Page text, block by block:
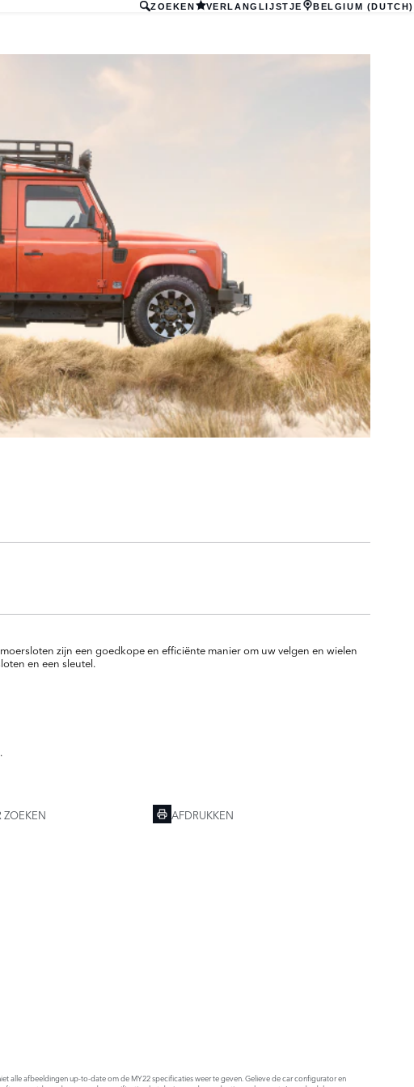
ZOEKEN VERLANGLIJSTJE BELGIUM (DUTCH)
zijn een goedkope en efficiënte manier om uw velgen en wielen
en een sleutel.
ZOEKEN AFDRUKKEN
alle afbeeldingen up-to-date om de MY22 specificaties weer te geven. Gelieve de car configurator en